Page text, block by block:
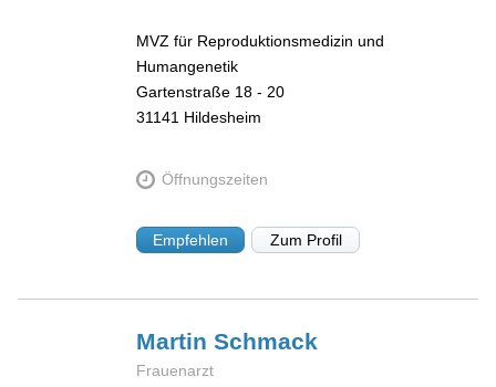
MVZ für Reproduktionsmedizin und
Humangenetik
Gartenstraße 18 - 20
31141 Hildesheim
Öffnungszeiten
Empfehlen Zum Profil
MartinSchmack
Frauenarzt